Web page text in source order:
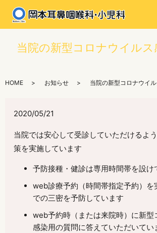
当院の新型コロナウイルス
HOME お知らせ 当院の新型コロナウイ
2020/05/21
当院では安心して受診していただけるよ
策を実施しています
予防接種・健診は専用時間帯を設け
web診療予約（時間帯指定予約）を
での三密を予防しています
web予約時（または来院時）に新型
感染用の質問に答えていただいてい